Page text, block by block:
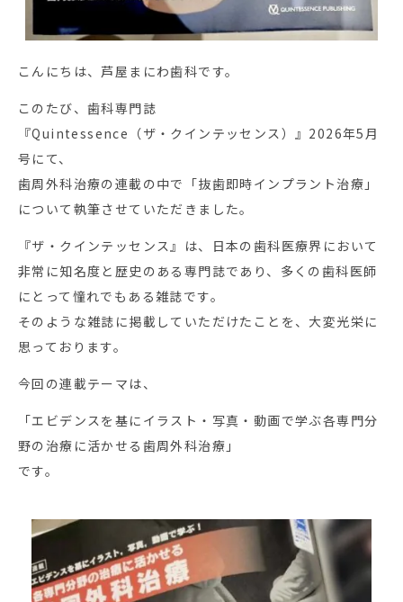
こんにちは、芦屋まにわ歯科です。
このたび、歯科専門誌
『Quintessence（ザ・クインテッセンス）』2026年5月
号にて、
歯周外科治療の連載の中で「抜歯即時インプラント治療」
について執筆させていただきました。
『ザ・クインテッセンス』は、日本の歯科医療界において
非常に知名度と歴史のある専門誌であり、多くの歯科医師
にとって憧れでもある雑誌です。
そのような雑誌に掲載していただけたことを、大変光栄に
思っております。
今回の連載テーマは、
「エビデンスを基にイラスト・写真・動画で学ぶ各専門分
野の治療に活かせる歯周外科治療」
です。